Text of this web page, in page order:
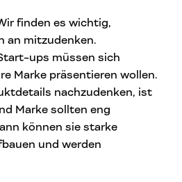
finden es wichtig,
an mitzudenken.
ups müssen sich
Marke präsentieren wollen.
nachzudenken, ist
Marke sollten eng
können sie starke
und werden